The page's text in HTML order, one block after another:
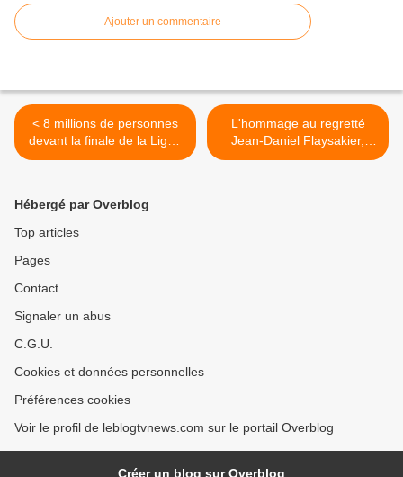
Ajouter un commentaire
< 8 millions de personnes
devant la finale de la Ligue
des Nations dimanche sur
L'hommage au regretté
Jean-Daniel Flaysakier,
dans le JT de France 2
Hébergé par Overblog
Top articles
Pages
Contact
Signaler un abus
C.G.U.
Cookies et données personnelles
Préférences cookies
Voir le profil de leblogtvnews.com sur le portail Overblog
Créer un blog sur Overblog